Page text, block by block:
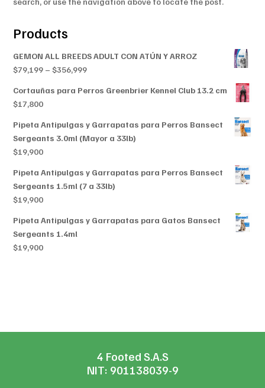
Products
GEMON ALL BREEDS ADULT CON ATÚN Y ARROZ
$79,199 – $356,999Price
$79,199
$356,999
Cortauñas para Perros Greenbrier Kennel Club 13.2 cm
$17,800
Pipeta Antipulgas y Garrapatas para Perros Bansect
Sergeants 3.0ml (Mayor a 33lb)
$19,900
Pipeta Antipulgas y Garrapatas para Perros Bansect
Sergeants 1.5ml (7 a 33lb)
$19,900
Pipeta Antipulgas y Garrapatas para Gatos Bansect
Sergeants 1.4ml
$19,900
4 Footed S.A.S
NIT: 901138039-9